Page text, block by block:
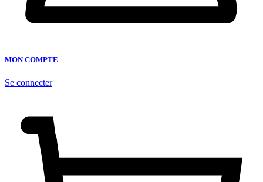
MON COMPTE
Se connecter